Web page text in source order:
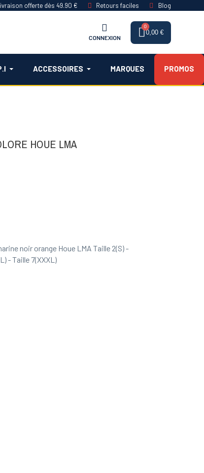
offerte dès 49.90 € Retours faciles Blog
CONNEXION
0,00 €
ACCESSOIRES MARQUES PROMOS
HOUE LMA
noir orange Houe LMA Taille 2(S) -
- Taille 7(XXXL)